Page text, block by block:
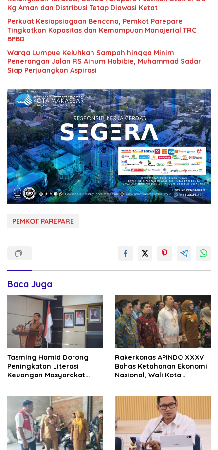
Kg Aman dan Distribusi Tetap Diawasi Ketat
Perkuat Kesiapsiagaan Bencana, Pemkot Parepare
Tingkatkan Kapasitas dan Kemampuan Manajerial TRC
BPBD
Warga Lumpue Keluhkan Sampah hingga Minim
Penerangan Jalan RS Ainum Habibie, Muhammad Sadar
Siap Perjuangkan Aspirasi
PEMKOT PAREPARE
Baca Juga
Tasming Hamid Dorong
Peningkatan Literasi
Keuangan Masyarakat
Rakerkonas APINDO XXXV
Bahas Ketahanan Ekonomi
Nasional, Wali Kota